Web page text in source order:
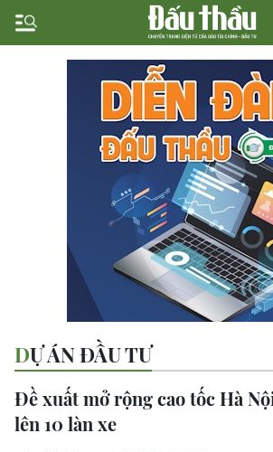
DỰ ÁN ĐẦU TƯ
Đề xuất mở rộng cao tốc Hà
lên 10 làn xe